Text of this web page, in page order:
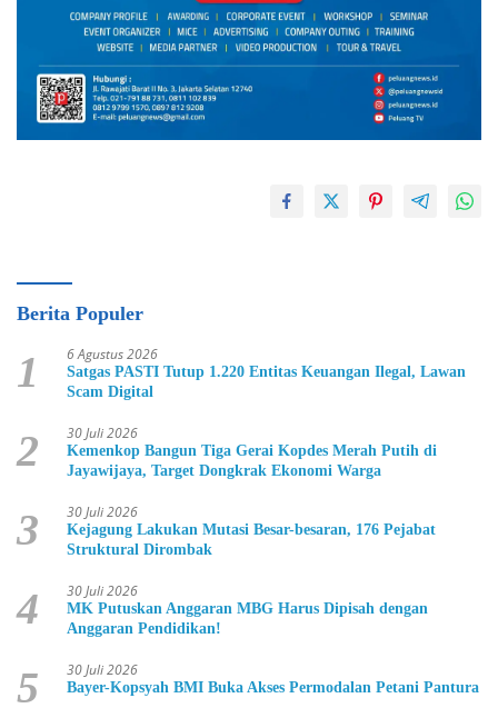
Berita Populer
1 6 Agustus 2026
Satgas PASTI Tutup 1.220 Entitas Keuangan Ilegal, Lawan
Scam Digital
2 30 Juli 2026
Kemenkop Bangun Tiga Gerai Kopdes Merah Putih di
Jayawijaya, Target Dongkrak Ekonomi Warga
3 30 Juli 2026
Kejagung Lakukan Mutasi Besar-besaran, 176 Pejabat
Struktural Dirombak
4 30 Juli 2026
MK Putuskan Anggaran MBG Harus Dipisah dengan
Anggaran Pendidikan!
5 30 Juli 2026
Bayer-Kopsyah BMI Buka Akses Permodalan Petani Pantura